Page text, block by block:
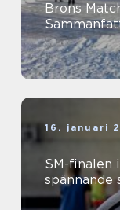
Brons
16. januari
SM-finalen i
spännande